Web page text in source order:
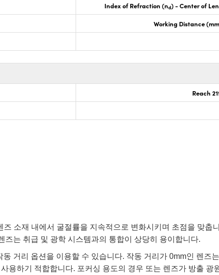
Index of Refraction (nd) - Center of
Working Distance
Reach
소재 내에서 굴절률을 지속적으로 변화시키며 초점을 맞춥
는 취급 및 광학 시스템과의 통합이 상당히 용이합니다.
거리 옵션을 이용할 수 있습니다. 작동 거리가 0mm인 렌즈
용하기 적합합니다. 포커싱 용도의 경우 또는 렌즈가 방출 광